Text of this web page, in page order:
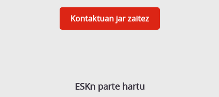
Kontaktuan jar zaitez
ESKn parte hartu